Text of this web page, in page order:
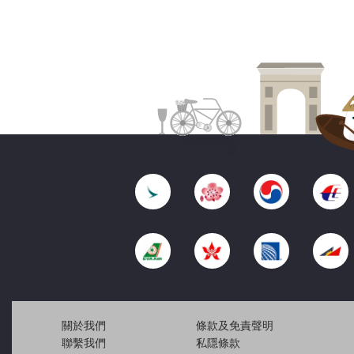
關於我們
聯繫我們
條款及免責聲明
私隱條款